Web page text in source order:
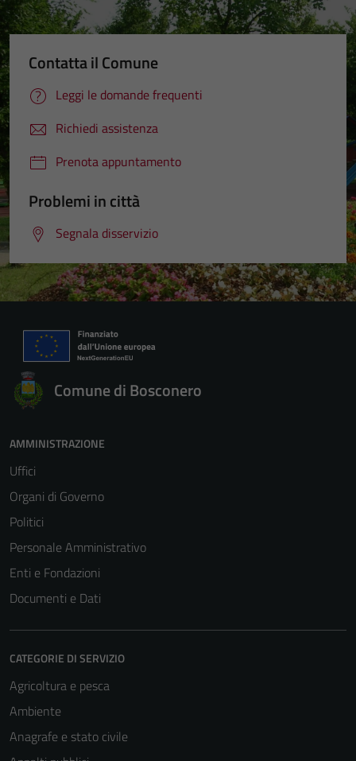
Contatta il Comune
Leggi le domande frequenti
Richiedi assistenza
Prenota appuntamento
Problemi in città
Segnala disservizio
Comune di Bosconero
AMMINISTRAZIONE
Uffici
Organi di Governo
Politici
Personale Amministrativo
Enti e Fondazioni
Documenti e Dati
CATEGORIE DI SERVIZIO
Agricoltura e pesca
Ambiente
Anagrafe e stato civile